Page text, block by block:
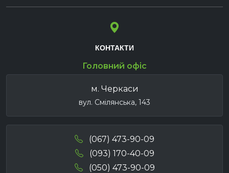
КОНТАКТИ
Головний офіс
м. Черкаси
вул. Смілянська, 143
(067) 473-90-09
(093) 170-40-09
(050) 473-90-09